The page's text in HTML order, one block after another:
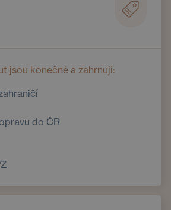
jsou konečné a zahrnují:
do ČR